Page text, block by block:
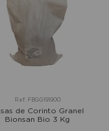
Ref: FBGG191900
de Corinto Granel
Bionsan Bio 3 Kg